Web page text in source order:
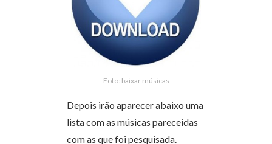
Foto: baixar músicas
Depois irão aparecer abaixo uma
lista com as músicas pareceidas
com as que foi pesquisada.